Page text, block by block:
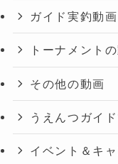
ガイド実釣動画
トーナメント
その他の動画
うえんつガイ
イベント＆キ